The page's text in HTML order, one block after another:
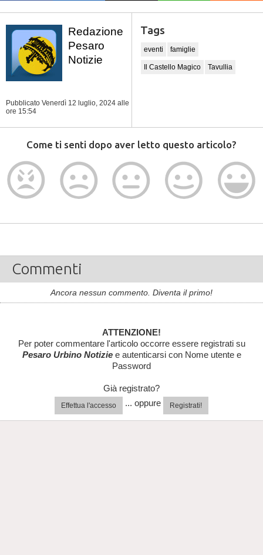
Redazione
Pesaro
Notizie
Pubblicato Venerdì 12 luglio, 2024 alle
ore 15:54
Tags
eventi famiglie
Il Castello Magico Tavullia
Come ti senti dopo aver letto questo articolo?
Commenti
Ancora nessun commento. Diventa il primo!
ATTENZIONE!
Per poter commentare l'articolo occorre essere registrati su
Pesaro Urbino Notiziee autenticarsi con Nome utente e
Password
Già registrato?
Effettua l'accesso ... oppure Registrati!